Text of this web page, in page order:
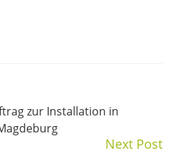
zur Installation in
Next Post